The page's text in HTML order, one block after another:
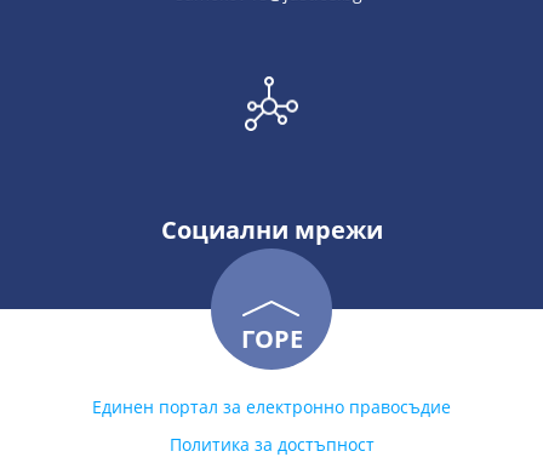
Социални мрежи
ГОРЕ
Единен портал за електронно правосъдие
Политика за достъпност